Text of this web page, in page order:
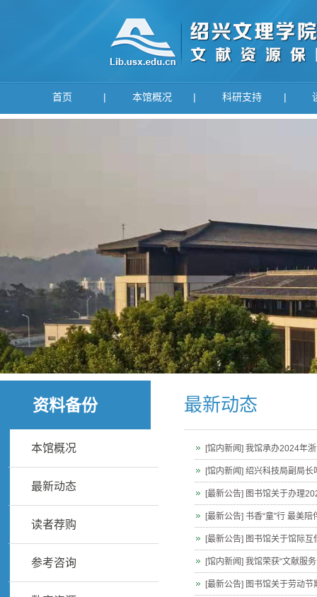
首页 | 本馆概况 | 科研支持 |
最新动态
[馆内新闻] 我馆承办2024年
[馆内新闻] 绍兴科技局副局
[最新公告] 图书馆关于办理
[最新公告] 书香“童”行 最美
[最新公告] 图书馆关于馆际
[馆内新闻] 我馆荣获“文献服
[最新公告] 图书馆关于劳动
资料备份
本馆概况
最新动态
读者荐购
参考咨询